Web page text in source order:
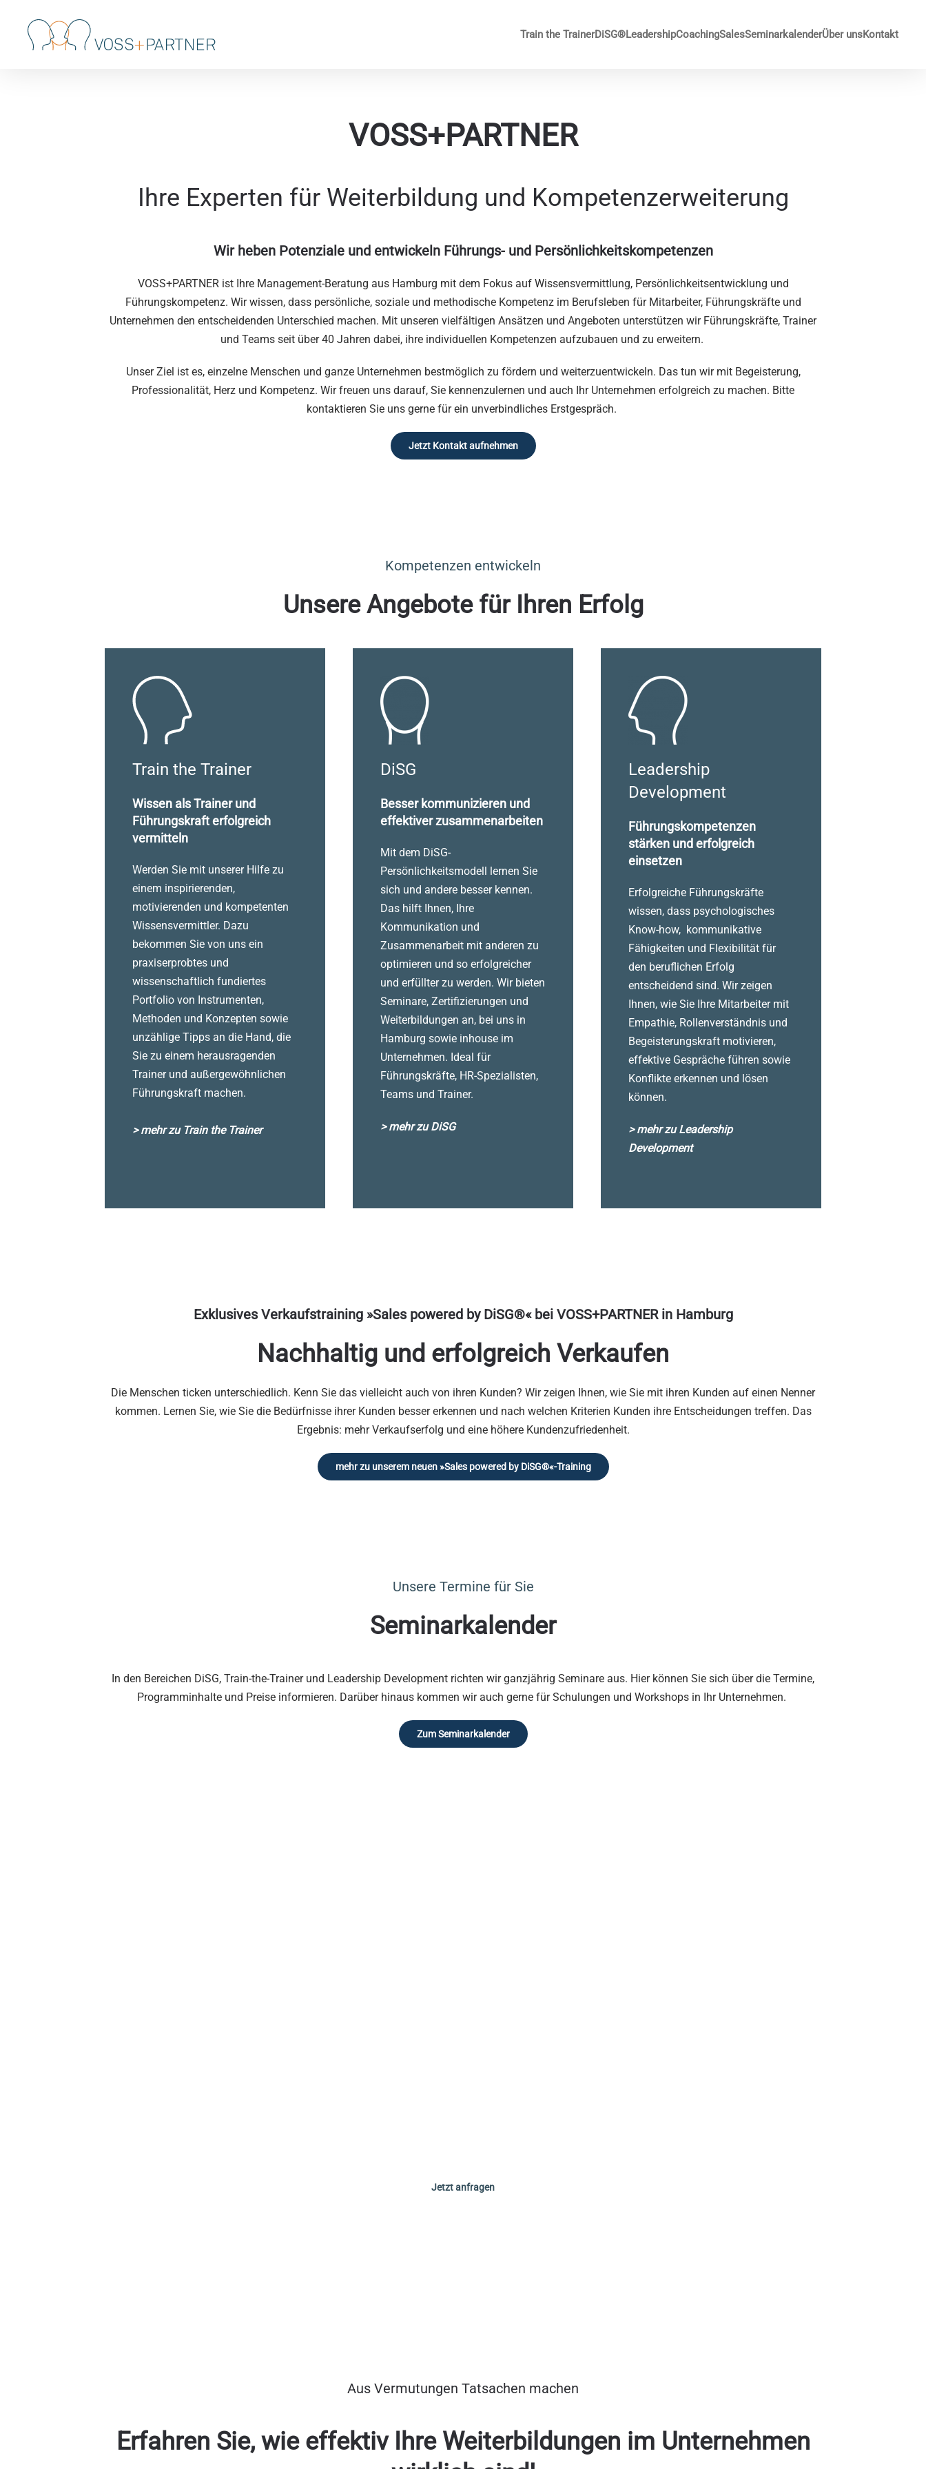
Skip to main content Train the TrainerDiSG®LeadershipCoachingSalesSeminarkalenderÜber unsKontakt
VOSS+PARTNER
Ihre Experten für Weiterbildung und Kompetenzerweiterung
Wir heben Potenziale und entwickeln Führungs- und Persönlichkeitskompetenzen
VOSS+PARTNER ist Ihre Management-Beratung aus Hamburg mit dem Fokus auf Wissensvermittlung, Persönlichkeitsentwicklung und
Führungskompetenz. Wir wissen, dass persönliche, soziale und methodische Kompetenz im Berufsleben für Mitarbeiter, Führungskräfte und
Unternehmen den entscheidenden Unterschied machen. Mit unseren vielfältigen Ansätzen und Angeboten unterstützen wir Führungskräfte, Trainer
und Teams seit über 40 Jahren dabei, ihre individuellen Kompetenzen aufzubauen und zu erweitern.
Unser Ziel ist es, einzelne Menschen und ganze Unternehmen bestmöglich zu fördern und weiterzuentwickeln. Das tun wir mit Begeisterung,
Professionalität, Herz und Kompetenz. Wir freuen uns darauf, Sie kennenzulernen und auch Ihr Unternehmen erfolgreich zu machen. Bitte
kontaktieren Sie uns gerne für ein unverbindliches Erstgespräch.
Jetzt Kontakt aufnehmen
Kompetenzen entwickeln
Unsere Angebote für Ihren Erfolg
Train the Trainer
Wissen als Trainer und
Führungskraft erfolgreich
vermitteln
Werden Sie mit unserer Hilfe zu
einem inspirierenden,
motivierenden und kompetenten
Wissensvermittler. Dazu
bekommen Sie von uns ein
praxiserprobtes und
wissenschaftlich fundiertes
Portfolio von Instrumenten,
Methoden und Konzepten sowie
unzählige Tipps an die Hand, die
Sie zu einem herausragenden
Trainer und außergewöhnlichen
Führungskraft machen.
> mehr zu Train the Trainer
DiSG
Besser kommunizieren und
effektiver zusammenarbeiten
Mit dem DiSG-
Persönlichkeitsmodell lernen Sie
sich und andere besser kennen.
Das hilft Ihnen, Ihre
Kommunikation und
Zusammenarbeit mit anderen zu
optimieren und so erfolgreicher
und erfüllter zu werden. Wir bieten
Seminare, Zertifizierungen und
Weiterbildungen an, bei uns in
Hamburg sowie inhouse im
Unternehmen. Ideal für
Führungskräfte, HR-Spezialisten,
Teams und Trainer.
> mehr zu DiSG
Leadership
Development
Führungskompetenzen
stärken und erfolgreich
einsetzen
Erfolgreiche Führungskräfte
wissen, dass psychologisches
Know-how, kommunikative
Fähigkeiten und Flexibilität für
den beruflichen Erfolg
entscheidend sind. Wir zeigen
Ihnen, wie Sie Ihre Mitarbeiter mit
Empathie, Rollenverständnis und
Begeisterungskraft motivieren,
effektive Gespräche führen sowie
Konflikte erkennen und lösen
können.
> mehr zu Leadership
Development
ExklusivesVerkaufstraining »Sales powered by DiSG®« bei VOSS+PARTNER in Hamburg
Nachhaltig und erfolgreich Verkaufen
Die Menschen ticken unterschiedlich. Kenn Sie das vielleicht auch von ihren Kunden? Wir zeigen Ihnen, wie Sie mit ihren Kunden auf einen Nenner
kommen. Lernen Sie, wie Sie die Bedürfnisse ihrer Kunden besser erkennen und nach welchen Kriterien Kunden ihre Entscheidungen treffen. Das
Ergebnis: mehr Verkaufserfolg und eine höhere Kundenzufriedenheit.
mehr zu unserem neuen »Sales powered by DiSG®«-Training
Unsere Termine für Sie
Seminarkalender
In den Bereichen DiSG, Train-the-Trainer und Leadership Development richten wir ganzjährig Seminare aus. Hier können Sie sich über die Termine,
Programminhalte und Preise informieren. Darüber hinaus kommen wir auch gerne für Schulungen und Workshops in Ihr Unternehmen.
Zum Seminarkalender
Jetzt anfragen
Aus Vermutungen Tatsachen machen
Erfahren Sie, wie effektiv Ihre Weiterbildungen im Unternehmen